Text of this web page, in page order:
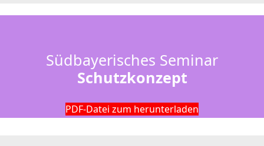
Südbayerisches Seminar
Schutzkonzept
PDF-Datei zum herunterladen